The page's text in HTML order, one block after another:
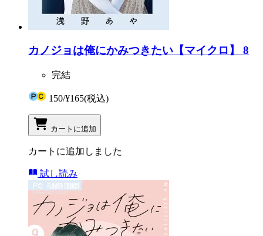
カノジョは俺にかみつきたい【マイクロ】 8
完結
150/¥165(税込)
カートに追加
カートに追加しました
試し読み